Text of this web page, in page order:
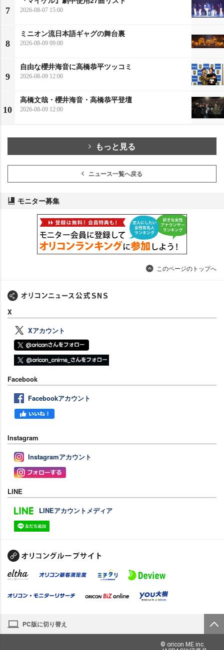
7 2026-08-07 15:00
8
ミニオン流日本語ギャグの舞台裏
2026-08-09 09:00
9
自由な櫻井海音に高橋恭平ツッコミ
2026-08-09 12:00
10
高橋文哉・櫻井海音・高橋恭平登壇
2026-08-09 12:00
もっと見る
ニュース一覧へ戻る
モニター募集
このページのトップへ
X
Xアカウント
Facebook
Facebookアカウント
Instagram
Instagramアカウント
LINE
LINEアカウントメディア
PC版に切り替え
© oricon ME inc.